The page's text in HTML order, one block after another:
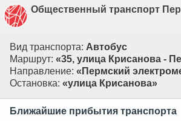
Общественный транспорт
Вид транспорта: Автобус
Маршрут: «35, улица Крисанова -
Направление: «Пермский
Остановка: «улица Крисанова»
Ближайшие прибытия транспорта